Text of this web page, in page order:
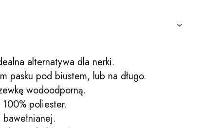
alternatywa dla nerki.
pasku pod biustem, lub na długo.
wodoodporną.
poliester.